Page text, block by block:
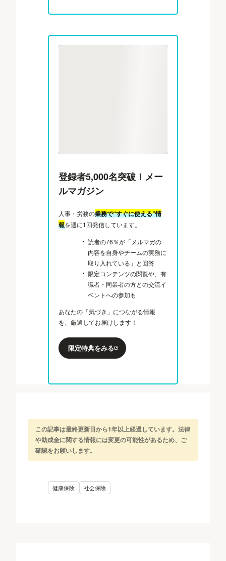
登録者5,000名突破！メー
ルマガジン
人事・労務の業務で“すぐに使える”情
報を週に1回発信しています。
読者の76％が「メルマガの
内容を自身やチームの実務に
取り入れている」と回答
限定コンテンツの閲覧や、有
識者・同業者の方との交流イ
ベントへの参加も
あなたの「気づき」につながる情報
を、厳選してお届けします！
限定特典をみる
この記事は最終更新日から1年以上経過しています。法律
や助成金に関する情報には変更の可能性があるため、ご
確認をお願いします。
健康保険 社会保険